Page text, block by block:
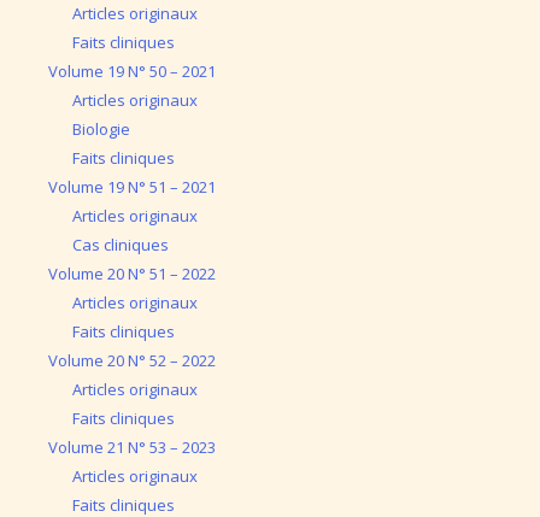
Articles originaux
Faits cliniques
Volume 19 N° 50 – 2021
Articles originaux
Biologie
Faits cliniques
Volume 19 N° 51 – 2021
Articles originaux
Cas cliniques
Volume 20 N° 51 – 2022
Articles originaux
Faits cliniques
Volume 20 N° 52 – 2022
Articles originaux
Faits cliniques
Volume 21 N° 53 – 2023
Articles originaux
Faits cliniques